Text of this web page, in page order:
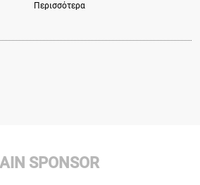
Περισσότερα
SPONSOR